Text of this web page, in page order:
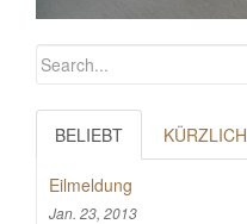
BELIEBT KÜRZLICH
Eilmeldung
Jan. 23, 2013